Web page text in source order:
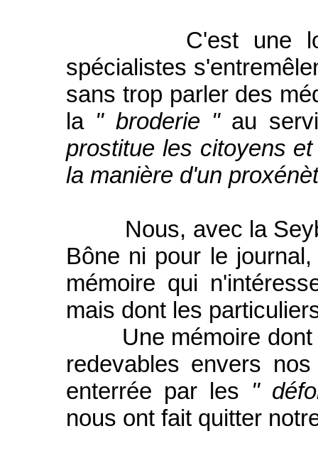
C'est une
spécialistes
sans trop parler des
la " broderie "au
prostitue les citoyens
la manière d'un
Nous, avec la
Bône ni pour le
mémoire qui
mais dont les
Une mémoire dont
redevables envers
enterrée par les "
nous ont fait quitter